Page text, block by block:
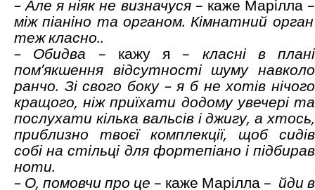
– Але я ніяк не визначуся – каже Марілла –
між піаніно та органом. Кімнатний орган
теж класно..
– Обидва – кажу я – класні в плані
пом’якшення відсутності шуму навколо
ранчо. Зі свого боку – я б не хотів нічого
кращого, ніж приїхати додому увечері та
послухати кілька вальсів і джигу, а хтось,
приблизно твоєї комплекції, щоб сидів
собі на стільці для фортепіано і підбирав
ноти.
– О, помовчи про це – каже Марілла – йди в